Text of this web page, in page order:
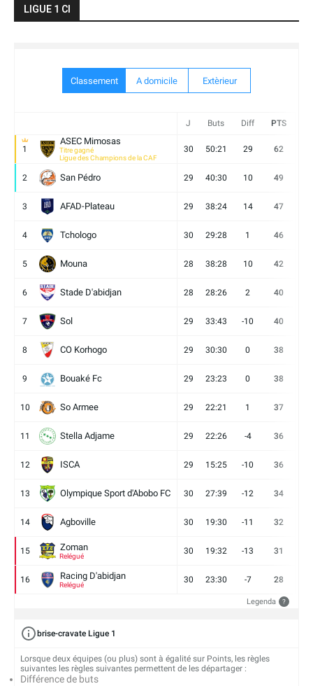
LIGUE 1 CI
Classement A domicile Extèrieur
J Buts Diff PTS
1
ASEC Mimosas
Titre gagné
Ligue des Champions de la CAF
30 50:21 29 62
2 San Pédro 29 40:30 10 49
3 AFAD-Plateau 29 38:24 14 47
4 Tchologo 30 29:28 1 46
5 Mouna 28 38:28 10 42
6 Stade D'abidjan 28 28:26 2 40
7 Sol 29 33:43 -10 40
8 CO Korhogo 29 30:30 0 38
9 Bouaké Fc 29 23:23 0 38
10 So Armee 29 22:21 1 37
11 Stella Adjame 29 22:26 -4 36
12 ISCA 29 15:25 -10 36
13 Olympique Sport d'Abobo FC 30 27:39 -12 34
14 Agboville 30 19:30 -11 32
15 Zoman
Relégué
30 19:32 -13 31
16 Racing D'abidjan
Relégué
30 23:30 -7 28
Legenda ?
brise-cravate Ligue 1
Lorsque deux équipes (ou plus) sont à égalité sur Points, les règles
suivantes les règles suivantes permettent de les départager :
Différence de buts